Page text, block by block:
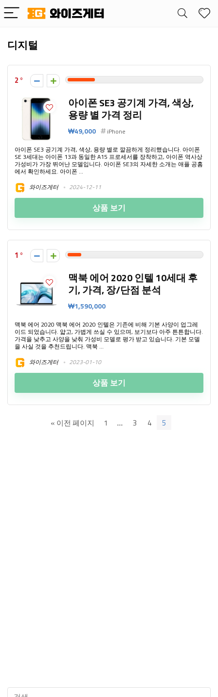
디지털
2
아이폰 SE3 공기계 가격, 색상,
용량 별 가격 정리
₩49,000
iPhone
아이폰 SE3 공기계 가격, 색상, 용량 별로 깔끔하게 정리했습니다. 아이폰
SE 3세대는 아이폰 13과 동일한 A15 프로세서를 장착하고, 아이폰 역사상
가성비가 가장 뛰어난 모델입니다. 아이폰 SE3의 자세한 소개는 애플 공홈
에서 확인하세요. 아이폰 ...
와이즈게터
2024-12-11
상품 보기
1
맥북 에어 2020 인텔 10세대 후
기, 가격, 장/단점 분석
₩1,590,000
맥북 에어 2020 맥북 에어 2020 인텔은 기존에 비해 기본 사양이 업그레
이드 되었습니다. 얇고, 가볍게 쓰실 수 있으며, 보기보다 아주 튼튼합니다.
가격을 낮추고 사양을 낮춰 가성비 모델로 평가 받고 있습니다. 기본 모델
을 사실 것을 추천드립니다. 맥북 ...
와이즈게터
2023-01-10
상품 보기
« 이전 페이지 1 … 3 4 5